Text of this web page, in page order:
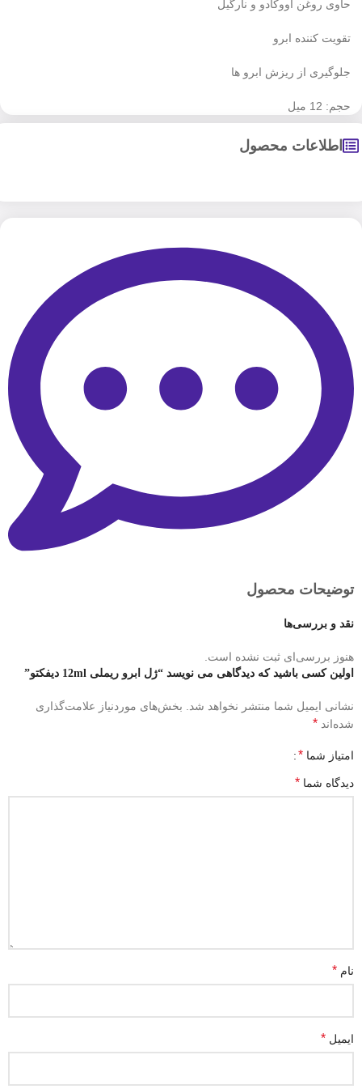
حاوی روغن آووکادو و نارگیل
تقویت کننده ابرو
جلوگیری از ریزش ابرو ها
حجم: 12 میل
اطلاعات محصول
توضیحات محصول
نقد و بررسی‌ها
هنوز بررسی‌ای ثبت نشده است.
اولین کسی باشید که دیدگاهی می نویسد “ژل ابرو ریملی 12ml دیفکتو”
نشانی ایمیل شما منتشر نخواهد شد.
بخش‌های موردنیاز علامت‌گذاری
شده‌اند *
امتیاز شما *
دیدگاه شما *
نام *
ایمیل *